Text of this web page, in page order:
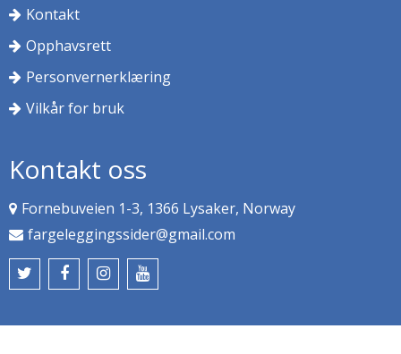
Kontakt
Opphavsrett
Personvernerklæring
Vilkår for bruk
Kontakt oss
Fornebuveien 1-3, 1366 Lysaker, Norway
fargeleggingssider@gmail.com